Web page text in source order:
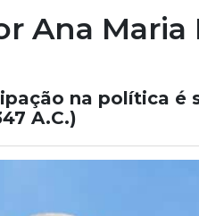
Ana Maria
na política é
A.C.)